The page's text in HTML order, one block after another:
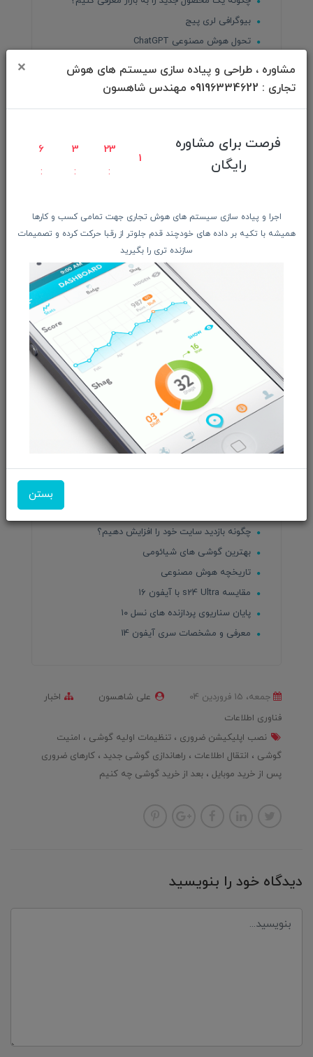
مشاوره ، طراحی و پیاده سازی سیستم های هوش
تجاری : 09196334622 مهندس شاهسون
×
فرصت برای مشاوره
رایگان
6 3 22
59
اجرا و پیاده سازی سیستم های هوش تجاری جهت تمامی کسب و کارها
همیشه با تکیه بر داده های خودچند قدم جلوتر از رقبا حرکت کرده و تصمیمات
سازنده تری را بگیرید
بستن
بیوگرافی لری پیج
تحول هوش مصنوعی ChatGPT
دوره‌های آنلاین و رایگان دانشگاه هاروارد
آغاز بهار بهترین زمان برای کاشت چه گیاهانی است؟
راهنمای واحد پول کشورهای مختلف
پایان یک دوران برای وسترن‌دیجیتال
افزایش حقوق کارگران در سال 1404
هر آنچه باید درمورد ایجنت هوش مصنوعی بدانید
قابلیت جدید چت جی‌پی‌تی
قاشق برقی که زبان شما را فریب می‌دهد
قابلیت‌های هدست ویژن پرو اپل
مقاله بهترین لپ‌تاپ‌های گیمینگ موجود در بازار
ایران
واکنش منفی کاربران به سیاست های جدید موزیلا
متا کارمندان افشاگر را اخراج می‌کند
استراتژی رشد
چگونه بازدید سایت خود را افزایش دهیم؟
بهترین گوشی های شیائومی
تاریخچه هوش مصنوعی
مقایسه s24 Ultra با آیفون ۱۶
پایان سناریوی پردازنده های نسل ۱۰
معرفی و مشخصات سری آیفون 14
جمعه، 15 فروردین 04 علی شاهسون
اخبار
فناوری اطلاعات
نصب اپلیکیشن ضروری
تنظیمات اولیه گوشی
امنیت
گوشی
انتقال اطلاعات راهاندازی گوشی جدید
کارهای ضروری
پس از خرید موبایل
بعد از خرید گوشی چه کنیم
دیدگاه خود را بنویسید